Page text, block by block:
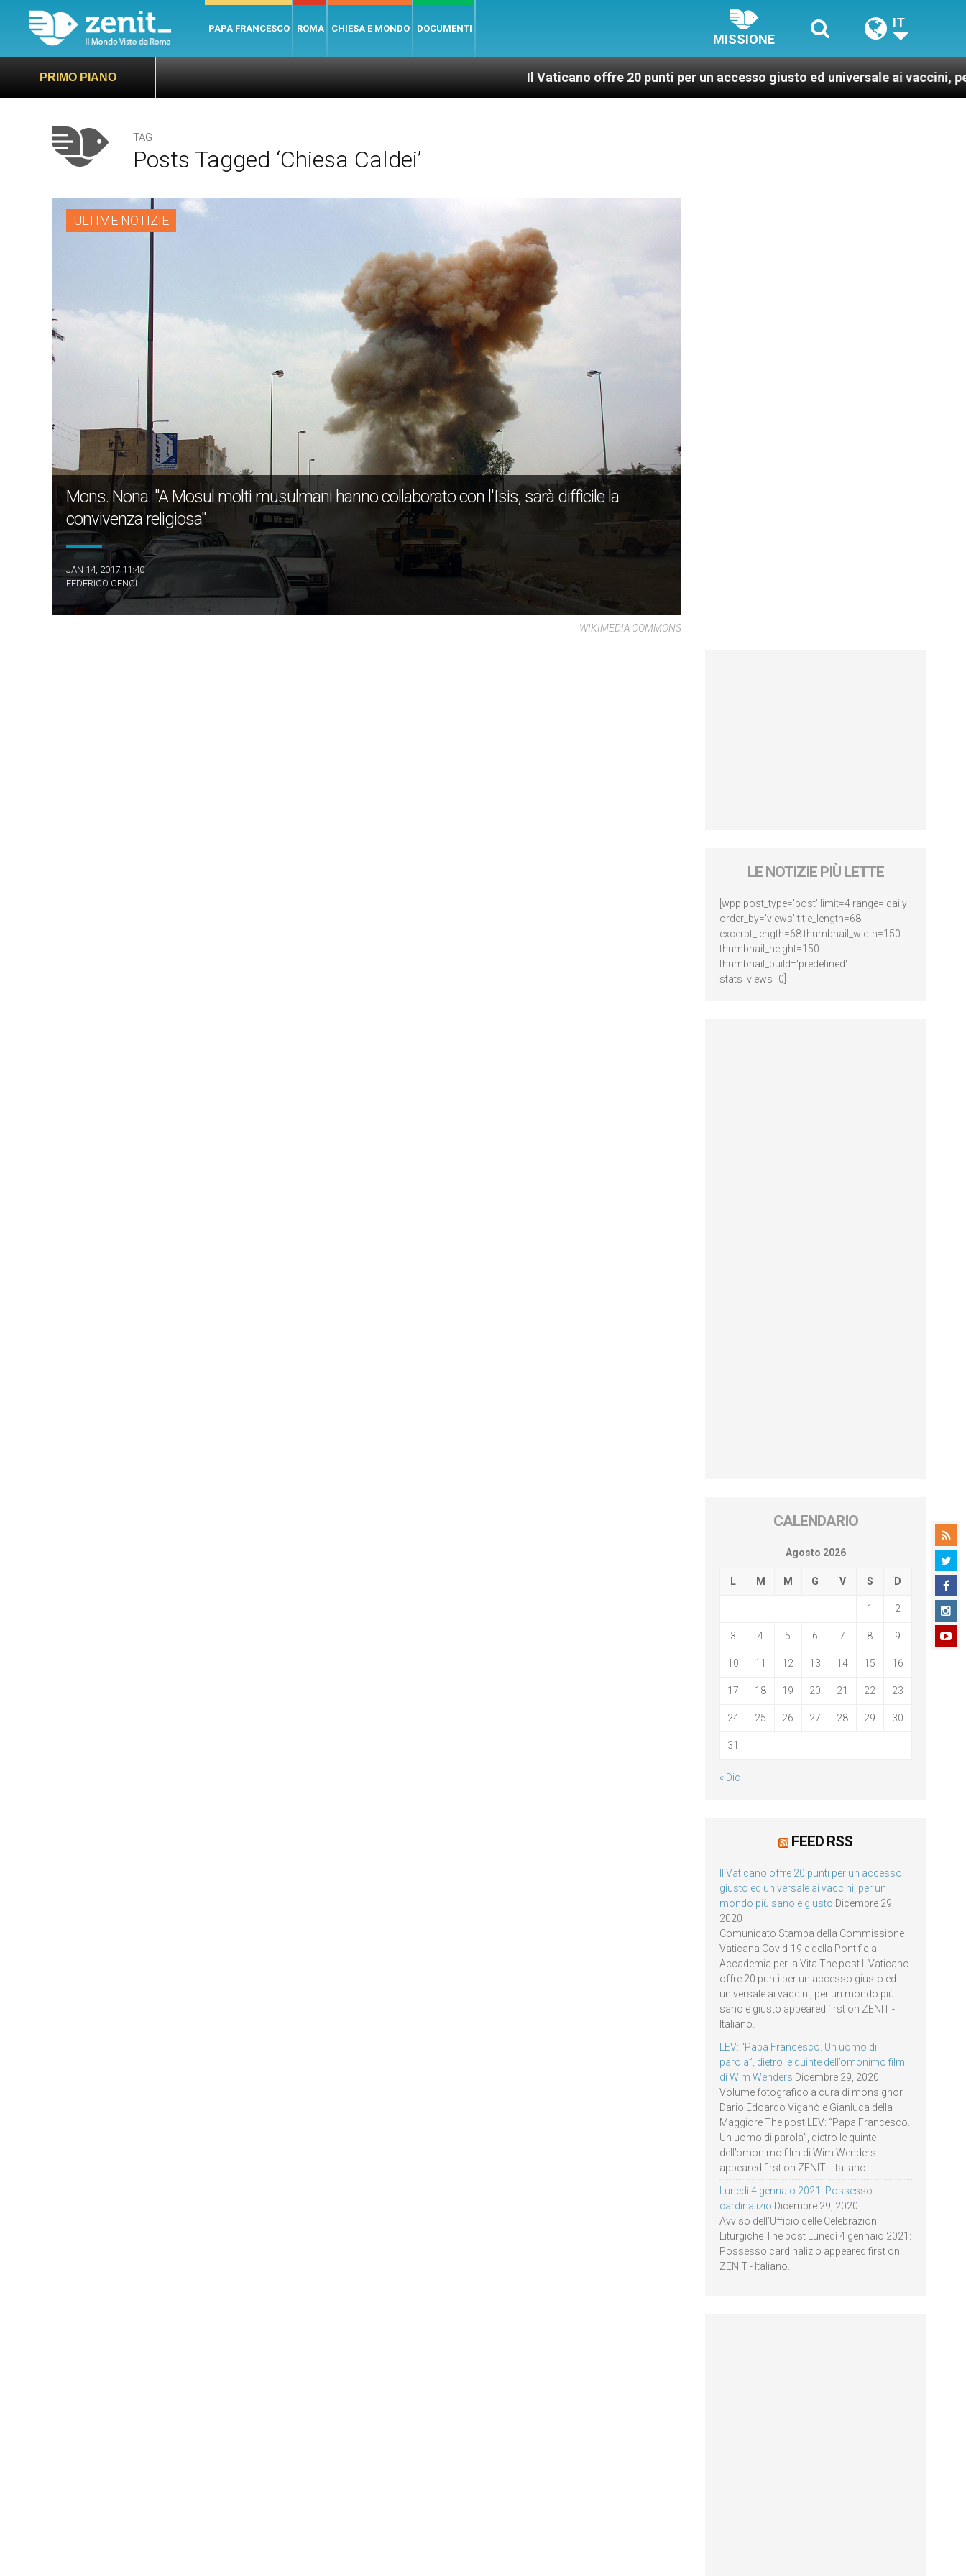
PAPA FRANCESCO ROMA CHIESA E MONDO DOCUMENTI
MISSIONE
IT
PRIMO PIANO Il Vaticano offre 20 punti per un accesso giusto ed universale ai vaccini, per un mondo più
TAG
Posts Tagged ‘chiesa Caldei’
ULTIME NOTIZIE
Mons. Nona: "A Mosul molti musulmani hanno collaborato con l'Isis, sarà difficile la
convivenza religiosa"
JAN 14, 2017 11:40
FEDERICO CENCI
WIKIMEDIA COMMONS
LE NOTIZIE PIÙ LETTE
[wpp post_type='post' limit=4 range='daily'
order_by='views' title_length=68
excerpt_length=68 thumbnail_width=150
thumbnail_height=150
thumbnail_build='predefined'
stats_views=0]
CALENDARIO
Agosto 2026
L M M G V S D
1 2
3 4 5 6 7 8 9
10 11 12 13 14 15 16
17 18 19 20 21 22 23
24 25 26 27 28 29 30
31
« Dic
FEED RSS
Il Vaticano offre 20 punti per un accesso
giusto ed universale ai vaccini, per un
mondo più sano e giusto Dicembre 29,
2020
Comunicato Stampa della Commissione
Vaticana Covid-19 e della Pontificia
Accademia per la Vita The post Il Vaticano
offre 20 punti per un accesso giusto ed
universale ai vaccini, per un mondo più
sano e giusto appeared first on ZENIT -
Italiano.
LEV: “Papa Francesco. Un uomo di
parola”, dietro le quinte dell’omonimo film
di Wim Wenders Dicembre 29, 2020
Volume fotografico a cura di monsignor
Dario Edoardo Viganò e Gianluca della
Maggiore The post LEV: “Papa Francesco.
Un uomo di parola”, dietro le quinte
dell’omonimo film di Wim Wenders
appeared first on ZENIT - Italiano.
Lunedì 4 gennaio 2021: Possesso
cardinalizio Dicembre 29, 2020
Avviso dell’Ufficio delle Celebrazioni
Liturgiche The post Lunedì 4 gennaio 2021:
Possesso cardinalizio appeared first on
ZENIT - Italiano.